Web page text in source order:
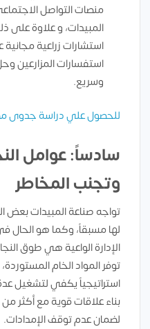
منصات التواصل
المبيدات، و علاوة على
استشارات زراعية مجانية
استفسارات المزارعين
وسريع.
للحصول علي دراسة جدوى
سادساً: عوامل
وتجنب المخاطر
تواجه صناعة المبيدات بعض
لها مسبقاً، وكما هو
الإدارة الواعية هي طوق
توفر المواد الخام
استراتيجياً يكفي لتشغيل
بناء علاقات قوية مع أكثر
لضمان عدم توقف الإمدادات.